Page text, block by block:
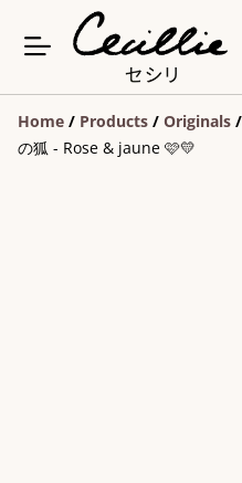
Home / Products / Originals /
の狐 - Rose & jaune 🩷💛